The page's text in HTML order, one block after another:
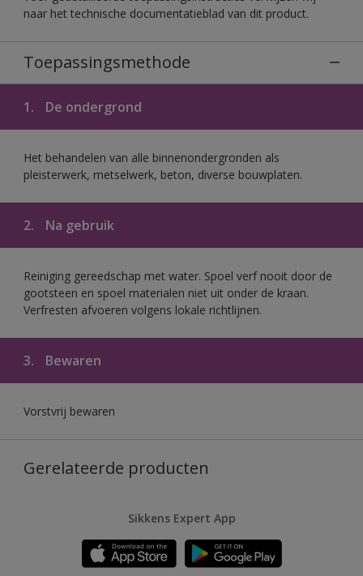
naar het technische documentatieblad van dit product.
Toepassingsmethode
1. De ondergrond
Het behandelen van alle binnenondergronden als
pleisterwerk, metselwerk, beton, diverse bouwplaten.
2. Na gebruik
Reiniging gereedschap met water. Spoel verf nooit door de
gootsteen en spoel materialen niet uit onder de kraan.
Verfresten afvoeren volgens lokale richtlijnen.
3. Bewaren
Vorstvrij bewaren
Gerelateerde producten
Sikkens Expert App